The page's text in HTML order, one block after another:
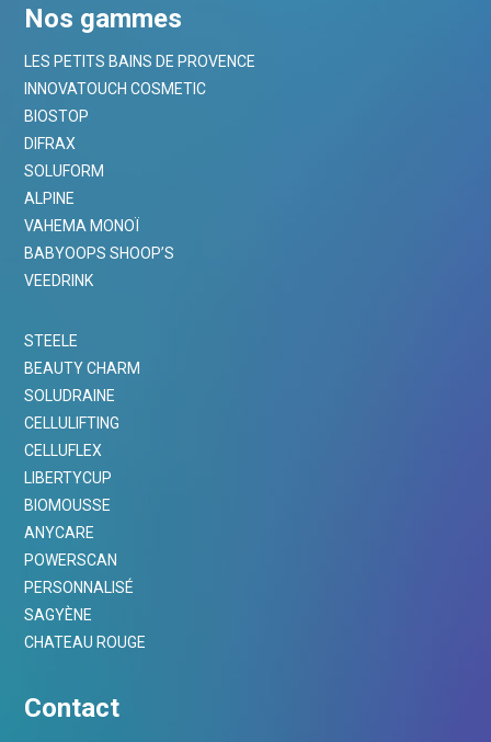
Nos gammes
LES PETITS BAINS DE PROVENCE
INNOVATOUCH COSMETIC
BIOSTOP
DIFRAX
SOLUFORM
ALPINE
VAHEMA MONOÏ
BABYOOPS SHOOP’S
VEEDRINK
STEELE
BEAUTY CHARM
SOLUDRAINE
CELLULIFTING
CELLUFLEX
LIBERTYCUP
BIOMOUSSE
ANYCARE
POWERSCAN
PERSONNALISÉ
SAGYÈNE
CHATEAU ROUGE
Contact